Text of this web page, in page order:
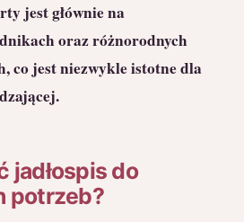
jest głównie na
oraz różnorodnych
co jest niezwykle istotne dla
jadłospis do
potrzeb?